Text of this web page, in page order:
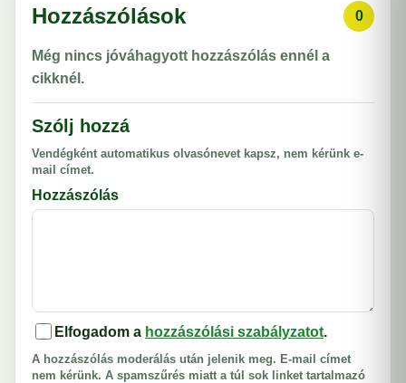
Hozzászólások 0
Még nincs jóváhagyott hozzászólás ennél a
cikknél.
Szólj hozzá
Vendégként automatikus olvasónevet kapsz, nem kérünk e-
mail címet.
Hozzászólás
Elfogadom a hozzászólási szabályzatot.
A hozzászólás moderálás után jelenik meg. E-mail címet
nem kérünk. A spamszűrés miatt a túl sok linket tartalmazó